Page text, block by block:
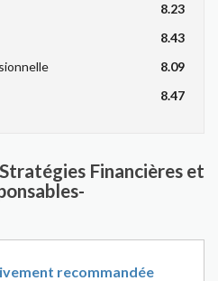
8.23
8.43
8.09
8.47
Financières et
recommandée